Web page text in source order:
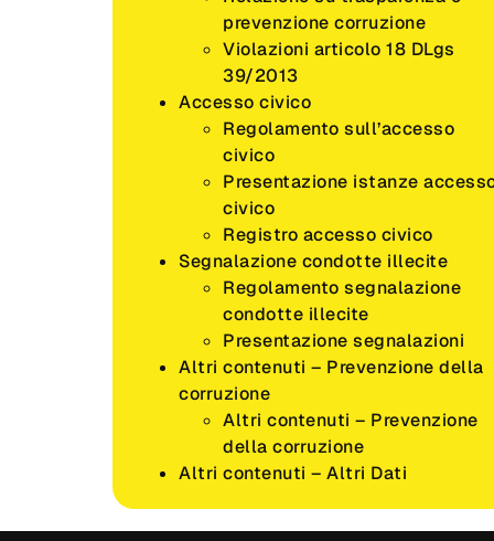
prevenzione corruzione
Violazioni articolo 18 DLgs
39/2013
Accesso civico
Regolamento sull’accesso
civico
Presentazione istanze
civico
Registro accesso civico
Segnalazione condotte illecite
Regolamento segnalazione
condotte illecite
Presentazione segnalazioni
Altri contenuti – Prevenzione della
corruzione
Altri contenuti – Prevenzione
della corruzione
Altri contenuti – Altri Dati